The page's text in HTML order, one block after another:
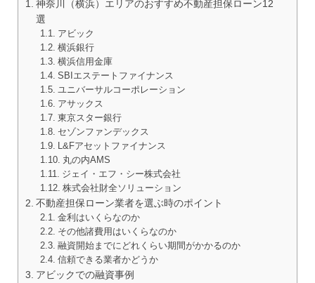
神奈川（横浜）エリアのおすすめ不動産担保ローン12
選
アビック
横浜銀行
横浜信用金庫
SBIエステートファイナンス
ユニバーサルコーポレーション
アサックス
東京スター銀行
セゾンファンデックス
L&Fアセットファイナンス
丸の内AMS
ジェイ・エフ・シー株式会社
株式会社財全ソリューション
不動産担保ローン業者を選ぶ時のポイント
金利はいくらなのか
その他諸費用はいくらなのか
融資開始までにどれくらい期間がかかるのか
信頼できる業者かどうか
アビックでの融資事例